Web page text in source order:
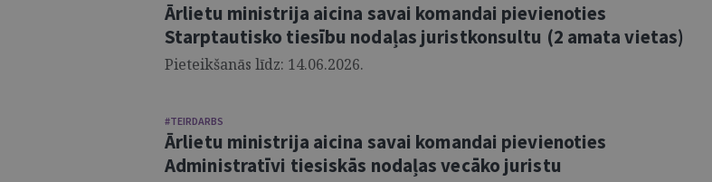
Ārlietu ministrija aicina savai komandai pievienoties
Starptautisko tiesību nodaļas juristkonsultu (2 amata vietas)
Pieteikšanās līdz: 14.06.2026.
#TEIRDARBS
Ārlietu ministrija aicina savai komandai pievienoties
Administratīvi tiesiskās nodaļas vecāko juristu